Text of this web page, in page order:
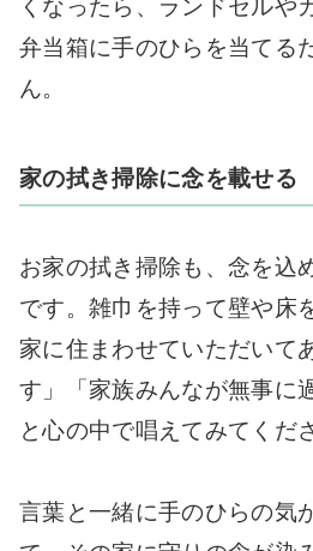
くなったら、ランドセルや
弁当箱に手のひらを当てる
ん。
家の拭き掃除に念を載せる
お家の拭き掃除も、念を込
です。雑巾を持って壁や床
家に住まわせていただいて
す」「家族みんなが無事に
と心の中で唱えてみてくだ
言葉と一緒に手のひらの気